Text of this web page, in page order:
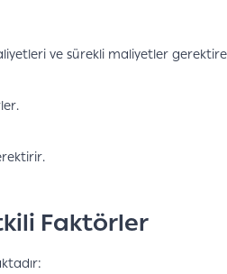
ve sürekli maliyetler
Faktörler